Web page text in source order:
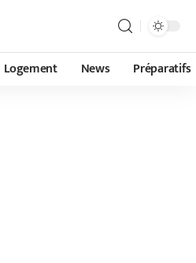
Logement News Préparatifs